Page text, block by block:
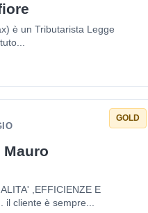
è un Tributarista Legge
GOLD
Mauro
,EFFICIENZE E
il cliente è sempre...